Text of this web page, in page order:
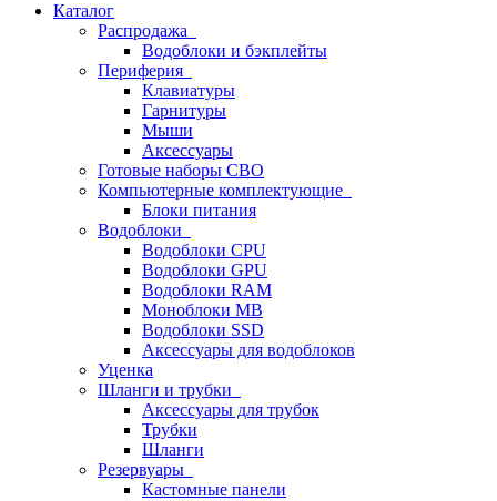
Каталог
Распродажа
Водоблоки и бэкплейты
Периферия
Клавиатуры
Гарнитуры
Мыши
Аксессуары
Готовые наборы СВО
Компьютерные комплектующие
Блоки питания
Водоблоки
Водоблоки CPU
Водоблоки GPU
Водоблоки RAM
Моноблоки MB
Водоблоки SSD
Аксессуары для водоблоков
Уценка
Шланги и трубки
Аксессуары для трубок
Трубки
Шланги
Резервуары
Кастомные панели